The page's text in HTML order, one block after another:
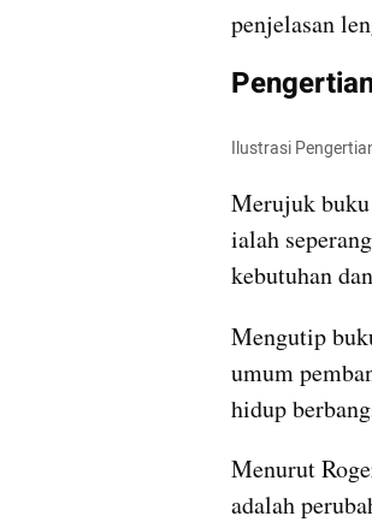
penjelasan
Ilustrasi
Merujuk buku
ialah
kebutuhan
Mengutip
umum
hidup
Menurut